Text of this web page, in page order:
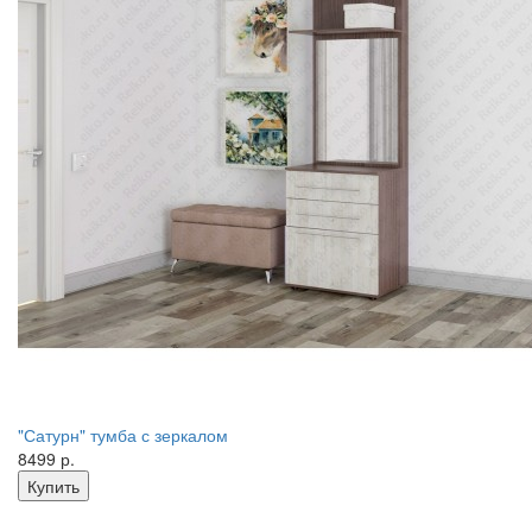
"Сатурн" тумба с зеркалом
8499 р.